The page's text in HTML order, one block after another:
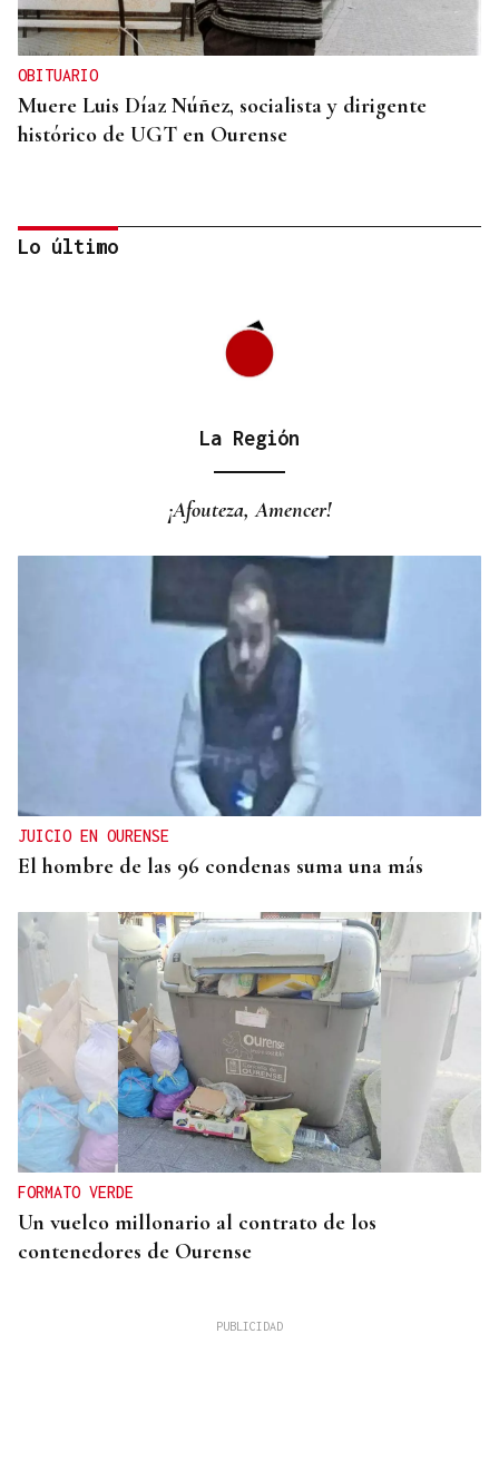
OBITUARIO
Muere Luis Díaz Núñez, socialista y dirigente
histórico de UGT en Ourense
entrada a las termas de Outariz
Lo último
La Región
¡Afouteza, Amencer!
JUICIO EN OURENSE
El hombre de las 96 condenas suma una más
FORMATO VERDE
Un vuelco millonario al contrato de los
contenedores de Ourense